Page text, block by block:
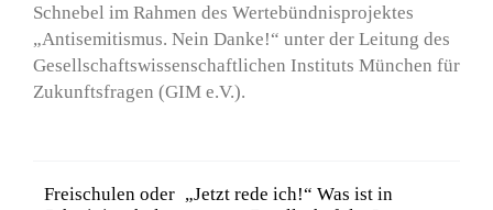
Schnebel im Rahmen des Wertebündnisprojektes
„Antisemitismus. Nein Danke!“ unter der Leitung des
Gesellschaftswissenschaftlichen Instituts München für
Zukunftsfragen (GIM e.V.).
Freischulen oder „Jetzt rede ich!“ Was ist in